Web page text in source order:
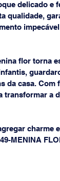
delicado e
qualidade,
flor torna
da casa. Com
transformar a
charme
MENINA